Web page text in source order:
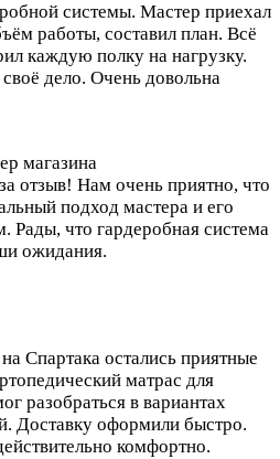
системы. Мастер приехал
работы, составил план. Всё
каждую полку на нагрузку.
дело. Очень довольна
магазина
отзыв! Нам очень приятно, что
подход мастера и его
Рады, что гардеробная система
ожидания.
Спартака остались приятные
матрас для
разобраться в вариантах
Доставку оформили быстро.
комфортно.